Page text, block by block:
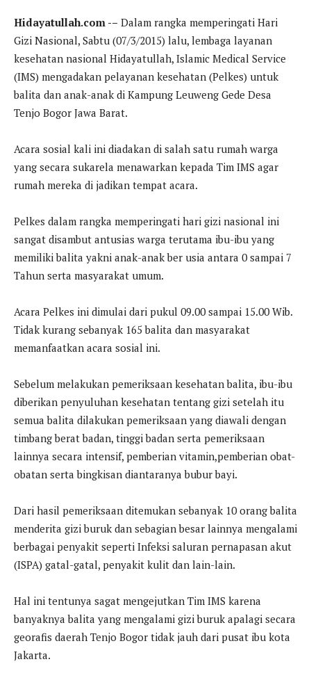
Hidayatullah.com -– Dalam rangka memperingati Hari
Gizi Nasional, Sabtu (07/3/2015) lalu, lembaga layanan
kesehatan nasional Hidayatullah, Islamic Medical Service
(IMS) mengadakan pelayanan kesehatan (Pelkes) untuk
balita dan anak-anak di Kampung Leuweng Gede Desa
Tenjo Bogor Jawa Barat.
Acara sosial kali ini diadakan di salah satu rumah warga
yang secara sukarela menawarkan kepada Tim IMS agar
rumah mereka di jadikan tempat acara.
Pelkes dalam rangka memperingati hari gizi nasional ini
sangat disambut antusias warga terutama ibu-ibu yang
memiliki balita yakni anak-anak ber usia antara 0 sampai 7
Tahun serta masyarakat umum.
Acara Pelkes ini dimulai dari pukul 09.00 sampai 15.00 Wib.
Tidak kurang sebanyak 165 balita dan masyarakat
memanfaatkan acara sosial ini.
Sebelum melakukan pemeriksaan kesehatan balita, ibu-ibu
diberikan penyuluhan kesehatan tentang gizi setelah itu
semua balita dilakukan pemeriksaan yang diawali dengan
timbang berat badan, tinggi badan serta pemeriksaan
lainnya secara intensif, pemberian vitamin,pemberian obat-
obatan serta bingkisan diantaranya bubur bayi.
Dari hasil pemeriksaan ditemukan sebanyak 10 orang balita
menderita gizi buruk dan sebagian besar lainnya mengalami
berbagai penyakit seperti Infeksi saluran pernapasan akut
(ISPA) gatal-gatal, penyakit kulit dan lain-lain.
Hal ini tentunya sagat mengejutkan Tim IMS karena
banyaknya balita yang mengalami gizi buruk apalagi secara
georafis daerah Tenjo Bogor tidak jauh dari pusat ibu kota
Jakarta.